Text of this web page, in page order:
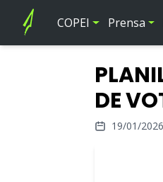
COPEI Prensa
DE
19/01/2026